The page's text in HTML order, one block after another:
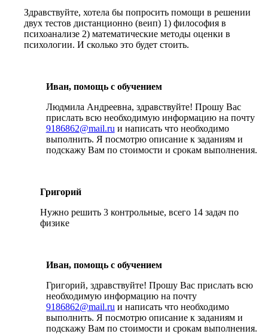
Здравствуйте, хотела бы попросить помощи в решении
двух тестов дистанционно (веип) 1) философия в
психоанализе 2) математические методы оценки в
психологии. И сколько это будет стоить.
Иван, помощь с обучением
Людмила Андреевна, здравствуйте! Прошу Вас
прислать всю необходимую информацию на почту
9186862@mail.ru и написать что необходимо
выполнить. Я посмотрю описание к заданиям и
подскажу Вам по стоимости и срокам выполнения.
Григорий
Нужно решить 3 контрольные, всего 14 задач по
физике
Иван, помощь с обучением
Григорий, здравствуйте! Прошу Вас прислать всю
необходимую информацию на почту
9186862@mail.ru и написать что необходимо
выполнить. Я посмотрю описание к заданиям и
подскажу Вам по стоимости и срокам выполнения.